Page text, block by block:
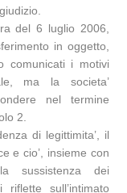
del 6 luglio 2006,
in oggetto,
comunicati i motivi
ma la societa’
nel termine
2.
di legittimita’, il
e cio’, insieme con
sussistenza dei
sull’intimato